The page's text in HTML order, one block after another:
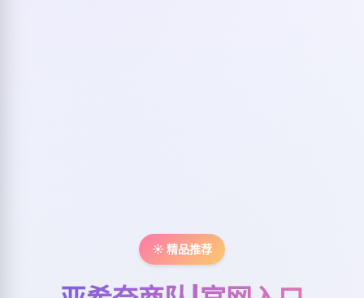
☀️ 精品推荐